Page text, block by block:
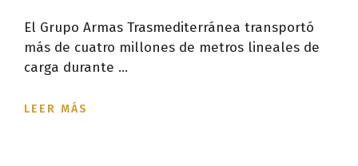
El Grupo Armas Trasmediterránea transportó
más de cuatro millones de metros lineales de
carga durante ...
LEER MÁS